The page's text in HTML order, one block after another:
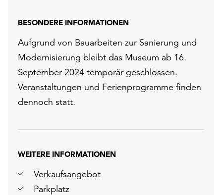
BESONDERE INFORMATIONEN
Aufgrund von Bauarbeiten zur Sanierung und
Modernisierung bleibt das Museum ab 16.
September 2024 temporär geschlossen.
Veranstaltungen und Ferienprogramme finden
dennoch statt.
WEITERE INFORMATIONEN
Verkaufsangebot
Parkplatz